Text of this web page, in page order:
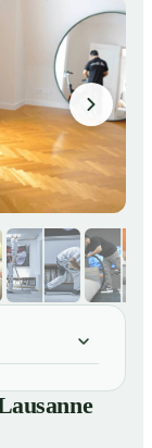
Wir
Umbau